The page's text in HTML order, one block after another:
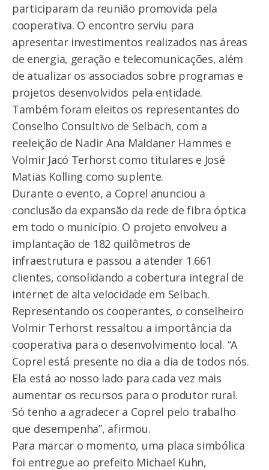
participaram da reunião promovida pela
cooperativa. O encontro serviu para
apresentar investimentos realizados nas áreas
de energia, geração e telecomunicações, além
de atualizar os associados sobre programas e
projetos desenvolvidos pela entidade.
Também foram eleitos os representantes do
Conselho Consultivo de Selbach, com a
reeleição de Nadir Ana Maldaner Hammes e
Volmir Jacó Terhorst como titulares e José
Matias Kolling como suplente.
Durante o evento, a Coprel anunciou a
conclusão da expansão da rede de fibra óptica
em todo o município. O projeto envolveu a
implantação de 182 quilômetros de
infraestrutura e passou a atender 1.661
clientes, consolidando a cobertura integral de
internet de alta velocidade em Selbach.
Representando os cooperantes, o conselheiro
Volmir Terhorst ressaltou a importância da
cooperativa para o desenvolvimento local. “A
Coprel está presente no dia a dia de todos nós.
Ela está ao nosso lado para cada vez mais
aumentar os recursos para o produtor rural.
Só tenho a agradecer a Coprel pelo trabalho
que desempenha”, afirmou.
Para marcar o momento, uma placa simbólica
foi entregue ao prefeito Michael Kuhn,